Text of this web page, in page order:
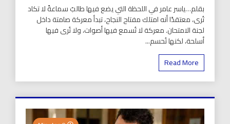
بقلم…ياسر عامر في اللحظة التي يضع فيها طالبٌ سماعةً لا تكاد
تُرى، معتقدًا أنه امتلك مفتاح النجاح، تبدأ معركة صامتة داخل
لجنة الامتحان. معركة لا تُسمع فيها أصوات، ولا تُرى فيها
أسلحة، لكنها تُحسم...
Read More